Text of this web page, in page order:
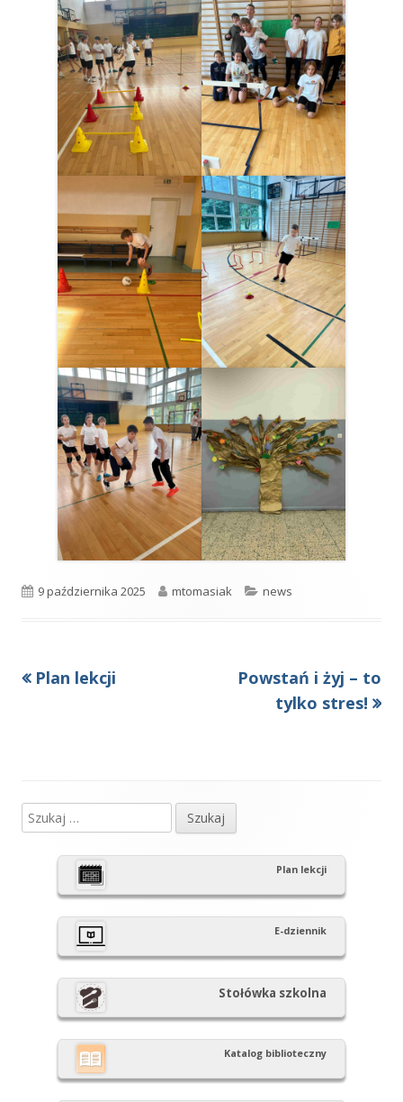
Opublikowano
9 października 2025 Autor
mtomasiak Kategorie
news
Nawigacja
Poprzedni
Plan lekcji
Następny
artykół:
Powstań i żyj – to
tylko stres!
Główny
panel
boczny
Szukaj:
Plan lekcji
E-dziennik
Stołówka szkolna
Katalog biblioteczny